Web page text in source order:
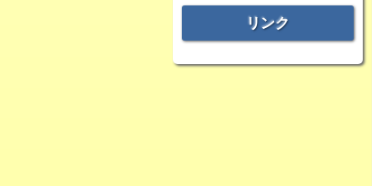
リンク